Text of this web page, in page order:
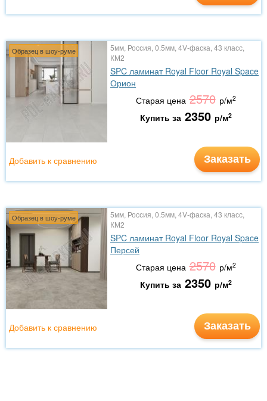
Образец в шоу-руме
5мм, Россия, 0.5мм, 4V-фаска, 43 класс,
КМ2
SPC ламинат Royal Floor Royal Space
Орион
Старая цена 2570 р/м2
Купить за 2350 р/м2
Заказать
Добавить к сравнению
Образец в шоу-руме
5мм, Россия, 0.5мм, 4V-фаска, 43 класс,
КМ2
SPC ламинат Royal Floor Royal Space
Персей
Старая цена 2570 р/м2
Купить за 2350 р/м2
Заказать
Добавить к сравнению